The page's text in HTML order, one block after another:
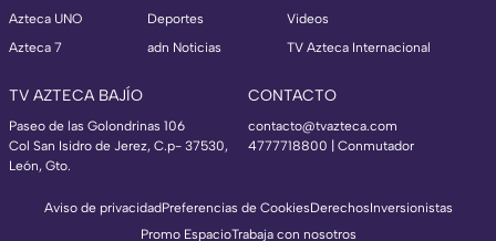
Azteca UNO
Azteca 7
Deportes
adn Noticias
Videos
TV Azteca Internacional
TV AZTECA BAJÍO
Paseo de las Golondrinas 106
Col San Isidro de Jerez, C.p- 37530,
León, Gto.
CONTACTO
contacto@tvazteca.com
4777718800 | Conmutador
Aviso de privacidadPreferencias de CookiesDerechosInversionistas
Promo EspacioTrabaja con nosotros